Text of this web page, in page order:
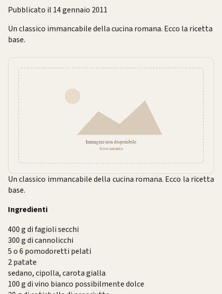
Pubblicato il 14 gennaio 2011
Un classico immancabile della cucina romana. Ecco la ricetta
base.
Un classico immancabile della cucina romana. Ecco la ricetta
base.
Ingredienti
400 g di fagioli secchi
300 g di cannolicchi
5 o 6 pomodoretti pelati
2 patate
sedano, cipolla, carota gialla
100 g di vino bianco possibilmente dolce